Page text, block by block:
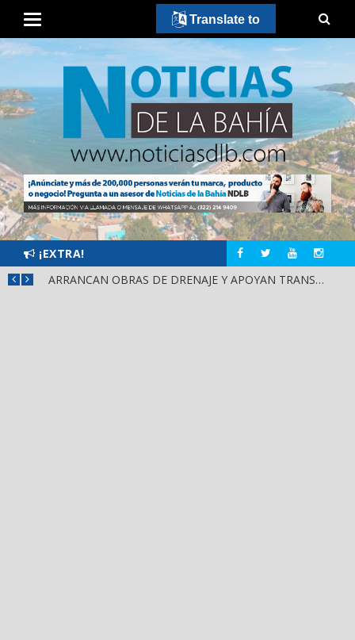
¡EXTRA!
ARRANCAN OBRAS DE DRENAJE Y APOYAN TRANSPORTE PÚBLICO EN PUENTE DE SAN CAYETANO
Translate to